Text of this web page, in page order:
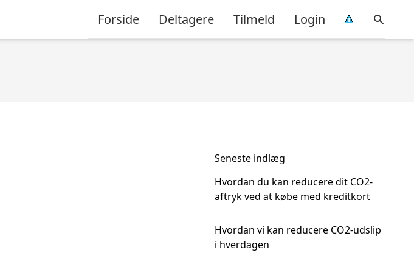
Forside Deltagere Tilmeld Login
Seneste indlæg
Hvordan du kan reducere dit CO2-
aftryk ved at købe med kreditkort
Hvordan vi kan reducere CO2-udslip
i hverdagen